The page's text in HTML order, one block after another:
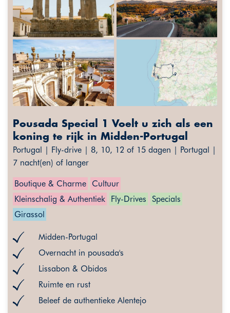
Pousada Special 1 Voelt u zich als een
koning te rijk in Midden-Portugal
Portugal | Fly-drive | 8, 10, 12 of 15 dagen | Portugal |
7 nacht(en) of langer
Boutique & Charme Cultuur
Kleinschalig & Authentiek
Fly-Drives
Specials
Girassol
Midden-Portugal
Overnacht in pousada's
Lissabon & Obidos
Ruimte en rust
Beleef de authentieke Alentejo